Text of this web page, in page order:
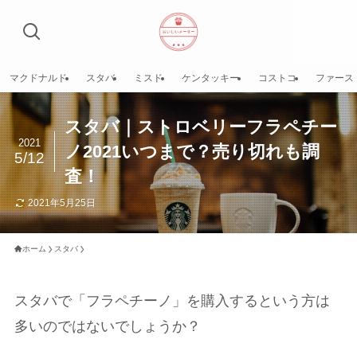
マクドナルド スタバ ミスド ケンタッキー コストコ ファース
スタバ｜ストロベリーフラペチー
ノ2021いつまで？売り切れも調
査！
2021
5/12
2021年5月25日
ホーム スタバ
スタバで「フラペチーノ」を購入するという方は
多いのではないでしょうか？